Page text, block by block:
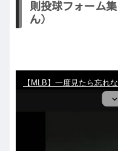
則投球フォーム
ん）